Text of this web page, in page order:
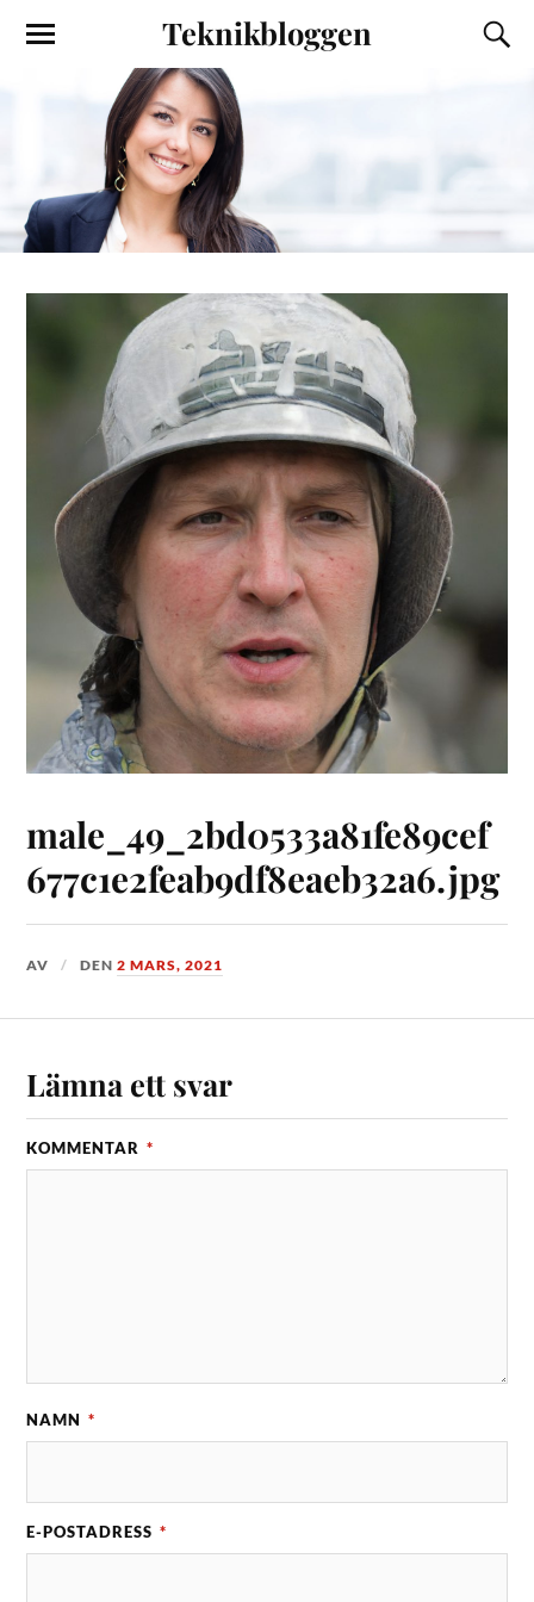
Teknikbloggen
male_49_2bd0533a81fe89cef
677c1e2feab9df8eaeb32a6.jpg
AV DEN2 MARS, 2021
Lämna ett svar
KOMMENTAR *
NAMN *
E-POSTADRESS *